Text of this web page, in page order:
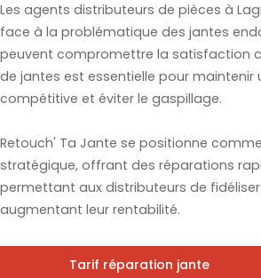
Les agents distributeurs de pièces à
face à la problématique des jantes
peuvent compromettre la satisfaction
de jantes est essentielle pour maintenir
compétitive et éviter le gaspillage.
Retouch' Ta Jante se positionne
stratégique, offrant des réparations
permettant aux distributeurs de
augmentant leur rentabilité.
Tarif réparation jante